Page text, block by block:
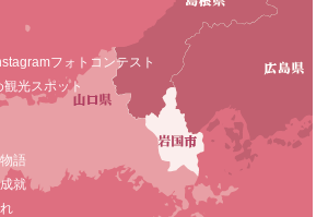
フォトコンテスト
光スポット
語
就